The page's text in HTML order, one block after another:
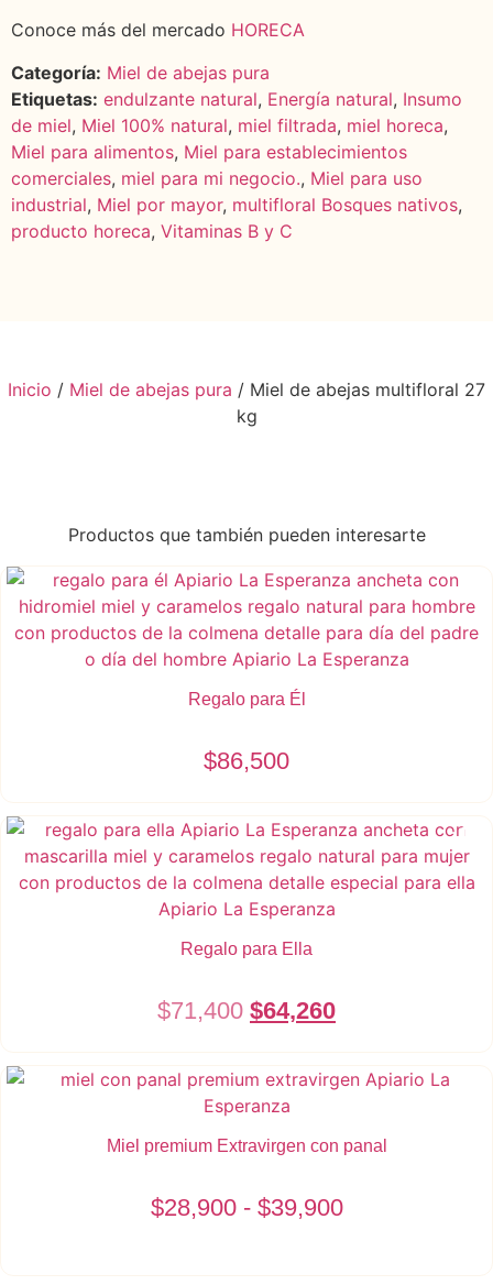
Conoce más del mercado HORECA
Categoría: Miel de abejas pura
Etiquetas: endulzante natural, Energía natural, Insumo
de miel, Miel 100% natural, miel filtrada, miel horeca,
Miel para alimentos, Miel para establecimientos
comerciales, miel para mi negocio., Miel para uso
industrial, Miel por mayor, multifloral Bosques nativos,
producto horeca, Vitaminas B y C
Inicio / Miel de abejas pura / Miel de abejas multifloral 27
kg
Productos que también pueden interesarte
Regalo para Él
$86,500
- 10%
Regalo para Ella
$71,400 El
original
era:
$71,400.
$64,260El
actual
$64,260.
Miel premium Extravirgen con panal
$28,900 - $39,900Rango